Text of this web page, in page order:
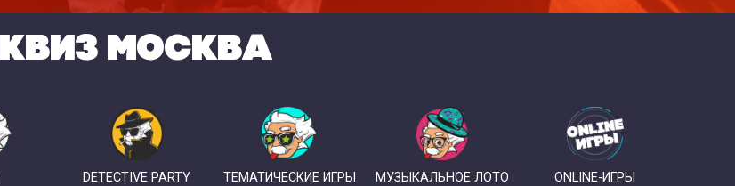
КВИЗ МОСКВА
DETECTIVE PARTY ТЕМАТИЧЕСКИЕ ИГРЫ МУЗЫКАЛЬНОЕ ЛОТО ONLINE-ИГРЫ